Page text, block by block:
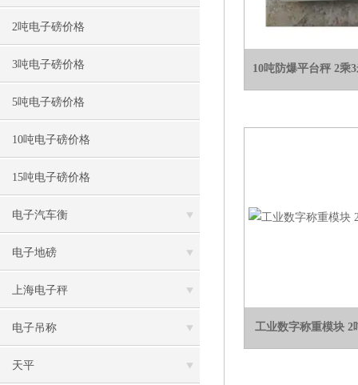
2吨电子磅价格
3吨电子磅价格
5吨电子磅价格
10吨电子磅价格
15吨电子磅价格
电子汽车衡
电子地磅
上海电子秤
电子吊称
天平
10吨防爆平台秤 2乘
工业数字称重模块 2